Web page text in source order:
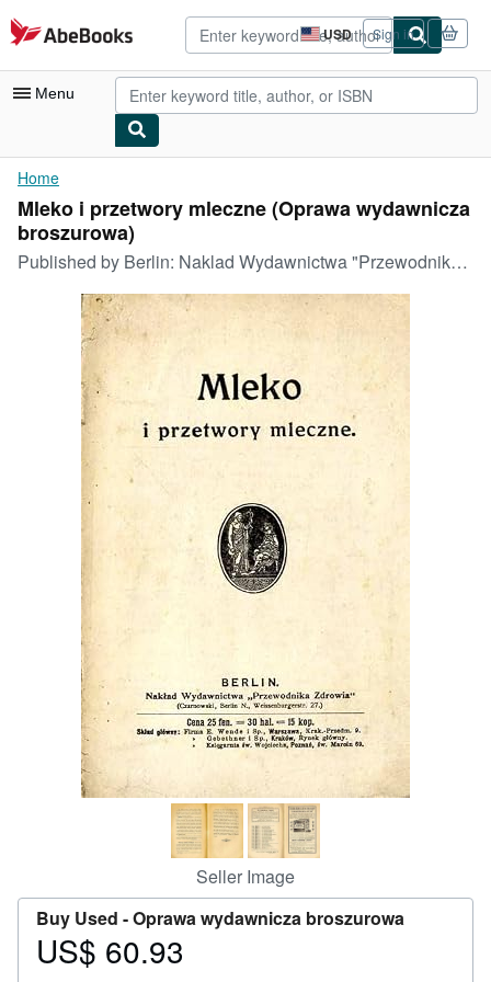
Skip to main content
AbeBooks.com USD
Site
shopping
preferences
Sign in
Menu
My Account
My Purchases
Advanced Search
Browse Collections
Rare Books
Art & Collectibles
Textbooks
Start Selling
CLOSE
Home
Mleko i przetwory mleczne (Oprawa wydawnicza
broszurowa)
Published by Berlin: Naklad Wydawnictwa "Przewodnika Zdrowia", [1913]
Seller Image
Buy Used -Oprawa wydawnicza broszurowa
Price
US$ 60.93